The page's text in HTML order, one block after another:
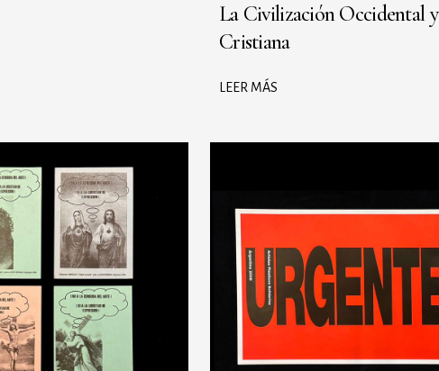
La Civilización Occidental y
Cristiana
LEER MÁS